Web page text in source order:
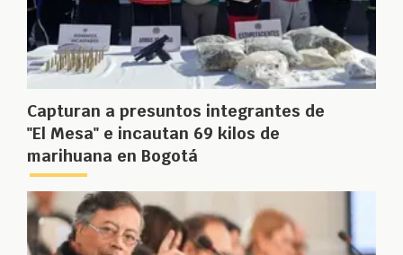
Capturan a presuntos integrantes de
"El Mesa" e incautan 69 kilos de
marihuana en Bogotá